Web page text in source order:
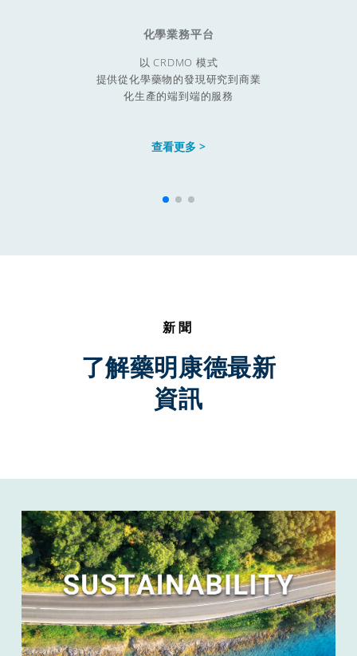
化學業務平台
以 CRDMO 模式
提供從化學藥物的發現研究到商業
化生產的端到端的服務
查看更多 >
新聞
了解藥明康德最新
資訊